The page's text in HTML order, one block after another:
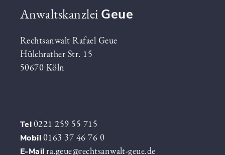
Anwaltskanzlei Geue
Rechtsanwalt Rafael Geue
Hülchrather Str. 15
50670 Köln
Tel0221 259 55 715
Mobil0163 37 46 76 0
E-Mailra.geue@rechtsanwalt-geue.de